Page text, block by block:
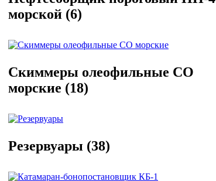
морской (6)
Скиммеры олеофильные СО
морские (18)
Резервуары (38)